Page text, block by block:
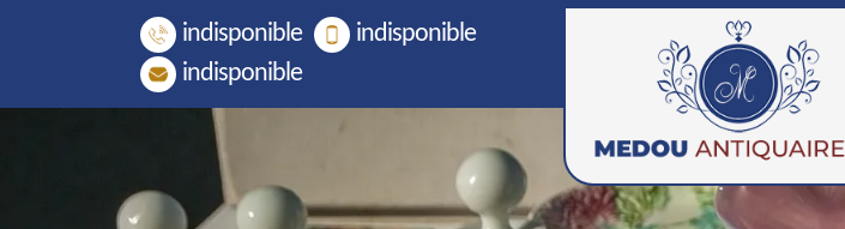
indisponible
indisponible
indisponible